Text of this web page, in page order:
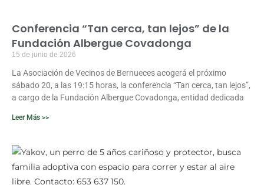
Conferencia “Tan cerca, tan lejos” de la
Fundación Albergue Covadonga
15 de junio de 2026
La Asociación de Vecinos de Bernueces acogerá el próximo
sábado 20, a las 19:15 horas, la conferencia “Tan cerca, tan lejos”,
a cargo de la Fundación Albergue Covadonga, entidad dedicada
Leer Más >>